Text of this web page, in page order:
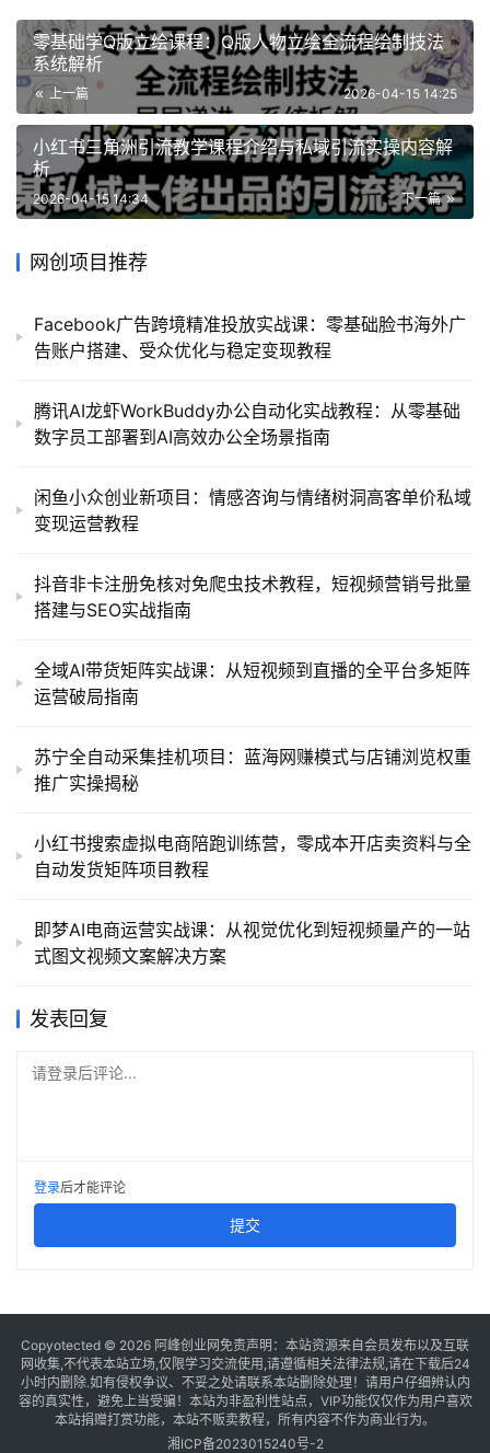
零基础学Q版立绘课程：Q版人物立绘全流程绘制技法
系统解析
上一篇 2026-04-15 14:25
小红书三角洲引流教学课程介绍与私域引流实操内容解
析
下一篇
2026-04-15 14:34
网创项目推荐
Facebook广告跨境精准投放实战课：零基础脸书海外广
告账户搭建、受众优化与稳定变现教程
腾讯AI龙虾WorkBuddy办公自动化实战教程：从零基础
数字员工部署到AI高效办公全场景指南
闲鱼小众创业新项目：情感咨询与情绪树洞高客单价私域
变现运营教程
抖音非卡注册免核对免爬虫技术教程，短视频营销号批量
搭建与SEO实战指南
全域AI带货矩阵实战课：从短视频到直播的全平台多矩阵
运营破局指南
苏宁全自动采集挂机项目：蓝海网赚模式与店铺浏览权重
推广实操揭秘
小红书搜索虚拟电商陪跑训练营，零成本开店卖资料与全
自动发货矩阵项目教程
即梦AI电商运营实战课：从视觉优化到短视频量产的一站
式图文视频文案解决方案
发表回复
请登录后评论...
登录后才能评论
提交
Copyotected © 2026 阿峰创业网 免责声明：本站资源来自会员发布以及互联
网收集,不代表本站立场,仅限学习交流使用,请遵循相关法律法规,请在下载后24
小时内删除.如有侵权争议、不妥之处请联系本站删除处理！请用户仔细辨认内
容的真实性，避免上当受骗！本站为非盈利性站点，VIP功能仅仅作为用户喜欢
本站捐赠打赏功能，本站不贩卖教程，所有内容不作为商业行为。
湘ICP备2023015240号-2